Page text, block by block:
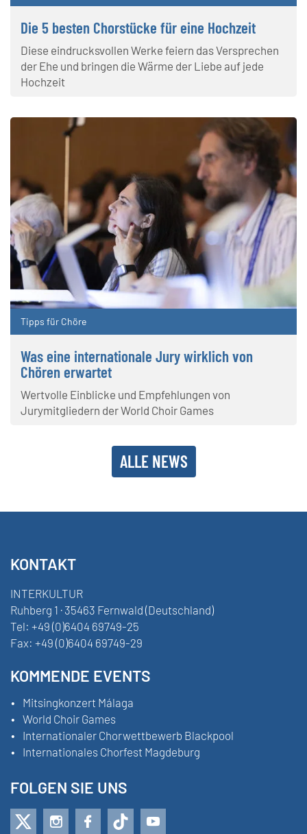
Die 5 besten Chorstücke für eine Hochzeit
Diese eindrucksvollen Werke feiern das Versprechen
der Ehe und bringen die Wärme der Liebe auf jede
Hochzeit
Tipps für Chöre
Was eine internationale Jury wirklich von
Chören erwartet
Wertvolle Einblicke und Empfehlungen von
Jurymitgliedern der World Choir Games
ALLE NEWS
KONTAKT
INTERKULTUR
Ruhberg 1 · 35463 Fernwald (Deutschland)
Tel: +49 (0)6404 69749-25
Fax: +49 (0)6404 69749-29
KOMMENDE EVENTS
Mitsingkonzert Málaga
World Choir Games
Internationaler Chorwettbewerb Blackpool
Internationales Chorfest Magdeburg
FOLGEN SIE UNS